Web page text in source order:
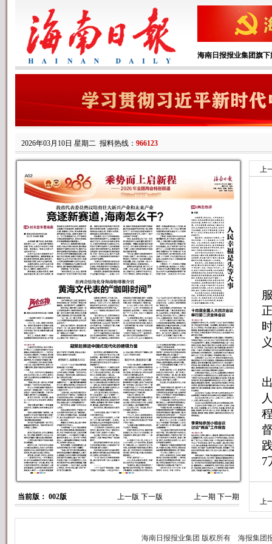
海南日报报业集团旗下
2026年03月10日 星期二 报料热线： 966123
当前版： 002版 上一版 下一版 上一期 下一期
上
7
上